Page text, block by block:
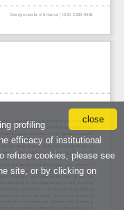
close
profiling
efficacy of institutional
refuse cookies, please see
site, or by clicking on